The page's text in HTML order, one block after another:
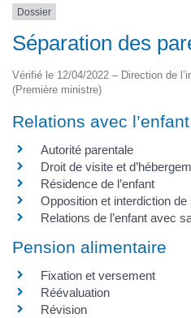
Dossier
Séparation des
Vérifié le 12/04/2022 – Direction de
(Première ministre)
Relations avec l’enfant
Autorité parentale
Droit de visite et
Résidence de l’enfant
Opposition et interdiction de
Relations de l’enfant avec
Pension alimentaire
Fixation et versement
Réévaluation
Révision